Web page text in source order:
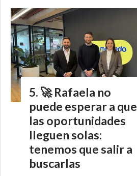
🚀 Rafaela no
puede esperar a que
las oportunidades
lleguen solas:
tenemos que salir a
buscarlas